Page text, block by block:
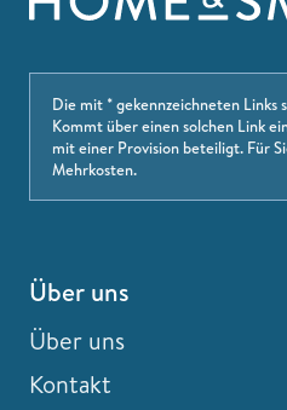
Die mit * gekennzeichneten Links
Kommt über einen solchen Link
mit einer Provision beteiligt. Für
Mehrkosten.
Über uns
Über uns
Kontakt